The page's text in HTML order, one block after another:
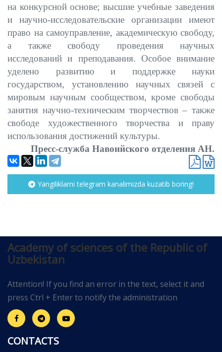
на конкурсной основе; высшие учебные заведения
и научно-исследовательские организации имеют
право на самоуправление, академическую свободу,
а также свободу проведения научных
исследований и преподавания. Особое внимание
уделено развитию и поддержке науки
государством, установлению научных связей с
мировым научным сообществом, кроме свободы
занятия научно-техническим творчествов – также
свободе художественного творчества и праву
использования достижений культуры.
Пресс-служба Навоийского отделения АН.
Yangiliklarni telegram kanalimizda kuzatib boring!
Academy of sciences of the Republic of
Uzbekistan
Attention! If you find an error in the text, select it and
press Ctrl + Enter to notify the administration
CONTACTS